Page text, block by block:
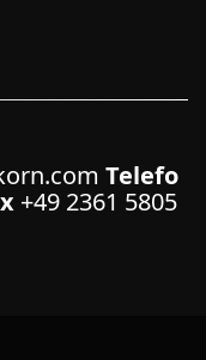
Telefo
+49 2361 5805